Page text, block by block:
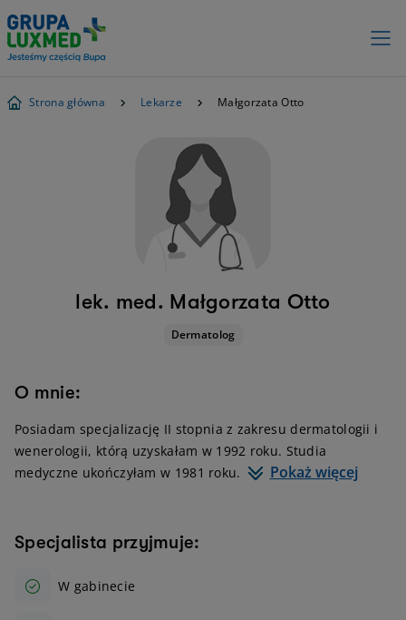
Strona główna Lekarze Małgorzata Otto
lek. med. Małgorzata Otto
Dermatolog
O mnie:
Posiadam specjalizację II stopnia z zakresu dermatologii i
wenerologii, którą uzyskałam w 1992 roku. Studia
medyczne ukończyłam w 1981 roku.
Pokaż więcej
Specjalista przyjmuje:
W gabinecie